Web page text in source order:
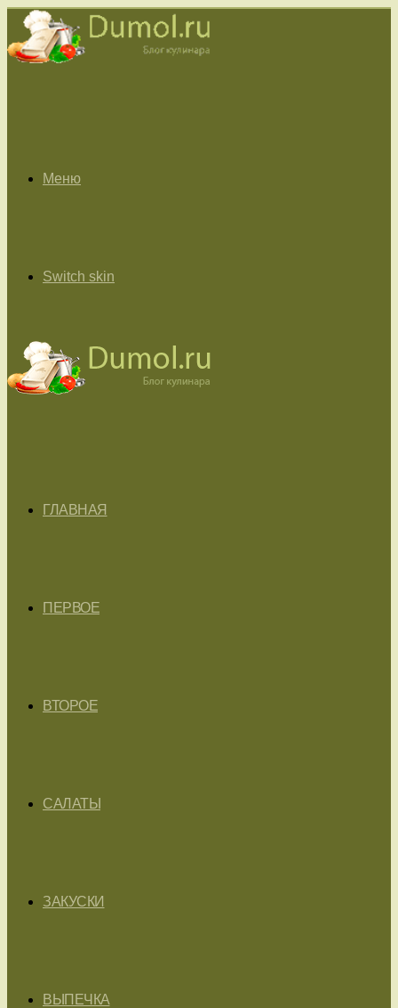
Меню
Switch skin
ГЛАВНАЯ
ПЕРВОЕ
ВТОРОЕ
САЛАТЫ
ЗАКУСКИ
ВЫПЕЧКА